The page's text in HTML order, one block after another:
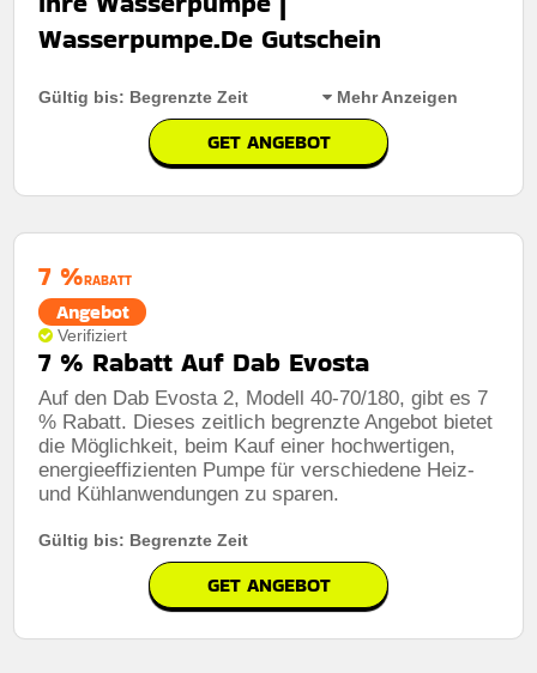
Nicht mit anderen Aktionen kombinierbar
Wasserpumpe.De Gutschein
Gültig bis: Begrenzte Zeit Mehr Anzeigen
GET ANGEBOT
Berechtigung:
Art des Angebots:
Kumulierbar: Nicht mit anderen Aktionen kombinierbar
Bedingungen:Weitere Informationen finden Sie in den
Nutzungsbedingungen auf der Website des Händlers.
7 %RABATT
Angebot
Verifiziert
7 % Rabatt Auf Dab Evosta
Auf den Dab Evosta 2, Modell 40-70/180, gibt es 7
% Rabatt. Dieses zeitlich begrenzte Angebot bietet
die Möglichkeit, beim Kauf einer hochwertigen,
energieeffizienten Pumpe für verschiedene Heiz-
und Kühlanwendungen zu sparen.
Gültig bis: Begrenzte Zeit
GET ANGEBOT